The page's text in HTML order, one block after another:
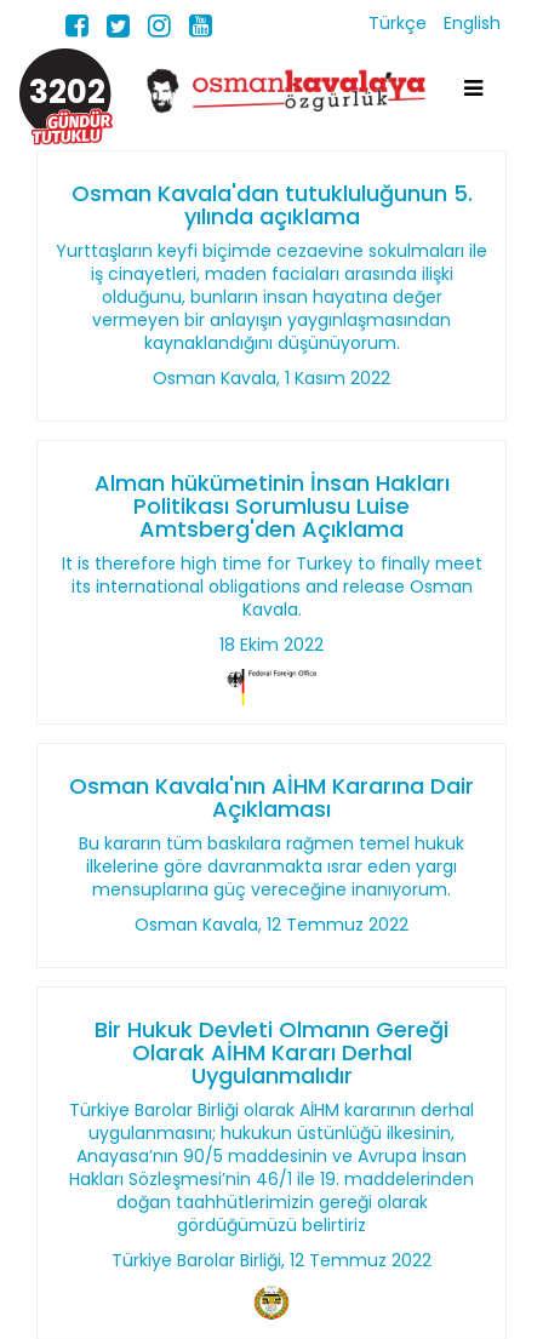
Türkçe English
3202
Osman Kavala'dan tutukluluğunun 5.
yılında açıklama
Yurttaşların keyfi biçimde cezaevine sokulmaları ile
iş cinayetleri, maden faciaları arasında ilişki
olduğunu, bunların insan hayatına değer
vermeyen bir anlayışın yaygınlaşmasından
kaynaklandığını düşünüyorum.
Osman Kavala, 1 Kasım 2022
Alman hükümetinin İnsan Hakları
Politikası Sorumlusu Luise
Amtsberg'den Açıklama
It is therefore high time for Turkey to finally meet
its international obligations and release Osman
Kavala.
18 Ekim 2022
Osman Kavala'nın AİHM Kararına Dair
Açıklaması
Bu kararın tüm baskılara rağmen temel hukuk
ilkelerine göre davranmakta ısrar eden yargı
mensuplarına güç vereceğine inanıyorum.
Osman Kavala, 12 Temmuz 2022
Bir Hukuk Devleti Olmanın Gereği
Olarak AİHM Kararı Derhal
Uygulanmalıdır
Türkiye Barolar Birliği olarak AİHM kararının derhal
uygulanmasını; hukukun üstünlüğü ilkesinin,
Anayasa’nın 90/5 maddesinin ve Avrupa İnsan
Hakları Sözleşmesi’nin 46/1 ile 19. maddelerinden
doğan taahhütlerimizin gereği olarak
gördüğümüzü belirtiriz
Türkiye Barolar Birliği, 12 Temmuz 2022